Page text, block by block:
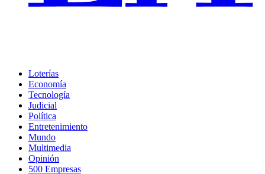
Loterías
Economía
Tecnología
Judicial
Política
Entretenimiento
Mundo
Multimedia
Opinión
500 Empresas